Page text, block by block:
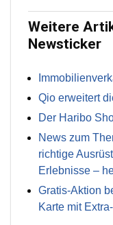
Weitere
Newsticker
Qio erweitert
Der Haribo
News zum
richtige
Erlebnisse –
Gratis-Aktion
Karte mit